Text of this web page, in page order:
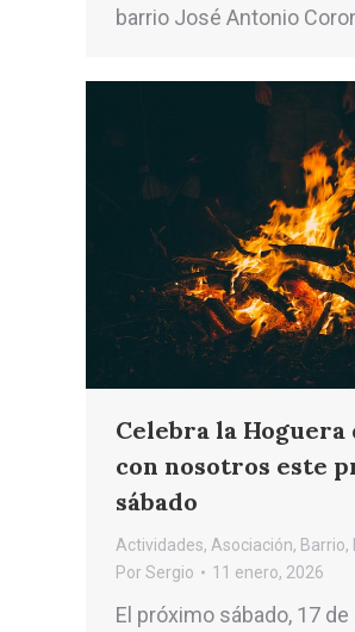
barrio José Antonio
Celebra la Hoguera
con nosotros este
sábado
Actividades, Asociación, Barrio,
PorSergio 11 enero, 2026
El próximo sábado, 17 de